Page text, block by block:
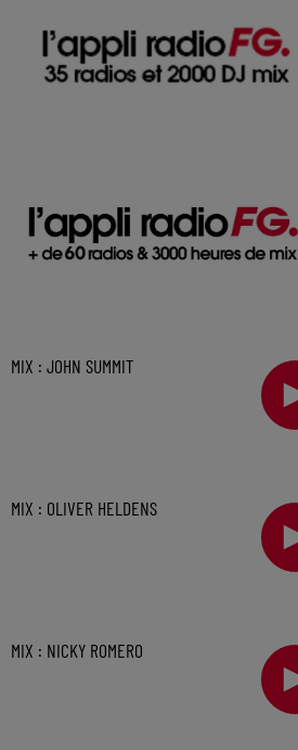
MIX : JOHN SUMMIT
MIX : OLIVER HELDENS
MIX : NICKY ROMERO